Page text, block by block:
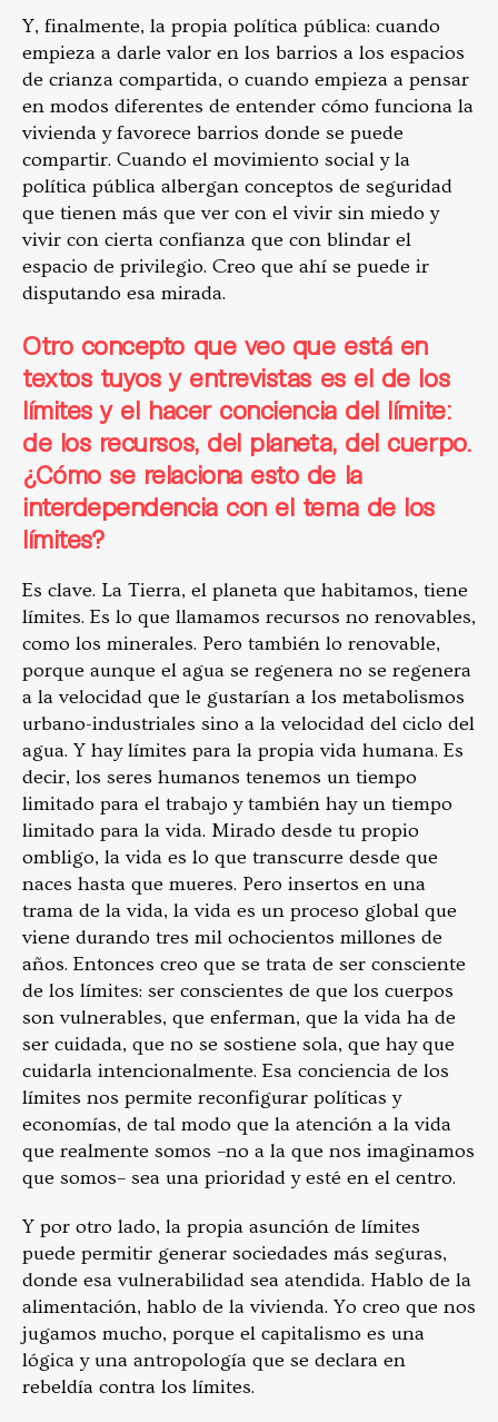
Y, finalmente, la propia política pública: cuando
empieza a darle valor en los barrios a los espacios
de crianza compartida, o cuando empieza a pensar
en modos diferentes de entender cómo funciona la
vivienda y favorece barrios donde se puede
compartir. Cuando el movimiento social y la
política pública albergan conceptos de seguridad
que tienen más que ver con el vivir sin miedo y
vivir con cierta confianza que con blindar el
espacio de privilegio. Creo que ahí se puede ir
disputando esa mirada.
Otro concepto que veo que está en
textos tuyos y entrevistas es el de los
límites y el hacer conciencia del límite:
de los recursos, del planeta, del cuerpo.
¿Cómo se relaciona esto de la
interdependencia con el tema de los
límites?
Es clave. La Tierra, el planeta que habitamos, tiene
límites. Es lo que llamamos recursos no renovables,
como los minerales. Pero también lo renovable,
porque aunque el agua se regenera no se regenera
a la velocidad que le gustarían a los metabolismos
urbano-industriales sino a la velocidad del ciclo del
agua. Y hay límites para la propia vida humana. Es
decir, los seres humanos tenemos un tiempo
limitado para el trabajo y también hay un tiempo
limitado para la vida. Mirado desde tu propio
ombligo, la vida es lo que transcurre desde que
naces hasta que mueres. Pero insertos en una
trama de la vida, la vida es un proceso global que
viene durando tres mil ochocientos millones de
años. Entonces creo que se trata de ser consciente
de los límites: ser conscientes de que los cuerpos
son vulnerables, que enferman, que la vida ha de
ser cuidada, que no se sostiene sola, que hay que
cuidarla intencionalmente. Esa conciencia de los
límites nos permite reconfigurar políticas y
economías, de tal modo que la atención a la vida
que realmente somos –no a la que nos imaginamos
que somos– sea una prioridad y esté en el centro.
Y por otro lado, la propia asunción de límites
puede permitir generar sociedades más seguras,
donde esa vulnerabilidad sea atendida. Hablo de la
alimentación, hablo de la vivienda. Yo creo que nos
jugamos mucho, porque el capitalismo es una
lógica y una antropología que se declara en
rebeldía contra los límites.